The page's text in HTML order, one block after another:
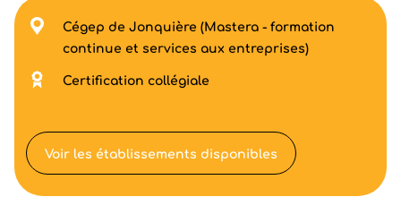
Cégep de Jonquière (Mastera - formation
continue et services aux entreprises)
Certification collégiale
Voir les établissements disponibles